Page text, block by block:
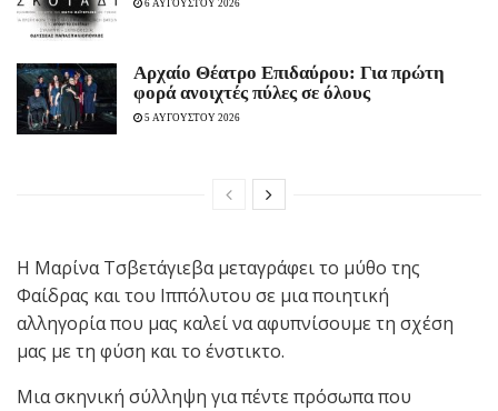
6 ΑΥΓΟΥΣΤΟΥ 2026
Αρχαίο Θέατρο Επιδαύρου: Για πρώτη
φορά ανοιχτές πύλες σε όλους
5 ΑΥΓΟΥΣΤΟΥ 2026
Η Μαρίνα Τσβετάγιεβα μεταγράφει το μύθο της
Φαίδρας και του Ιππόλυτου σε μια ποιητική
αλληγορία που μας καλεί να αφυπνίσουμε τη σχέση
μας με τη φύση και το ένστικτο.
Μια σκηνική σύλληψη για πέντε πρόσωπα που